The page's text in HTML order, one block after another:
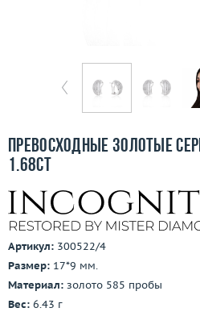
О компании
Контакты
3D-тур по шоуруму
Превосходные золотые
1.68ct
Артикул: 300522/4
Размер: 17*9 мм.
Материал: золото 585 пробы
Вес: 6.43 г